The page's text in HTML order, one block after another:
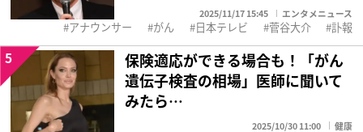
2025/11/17 15:45 エンタメニュース
アナウンサー がん 日本テレビ 菅谷大介 訃報
保険適応ができる場合も！「がん
遺伝子検査の相場」医師に聞いて
みたら…
2025/10/30 11:00 健康
5